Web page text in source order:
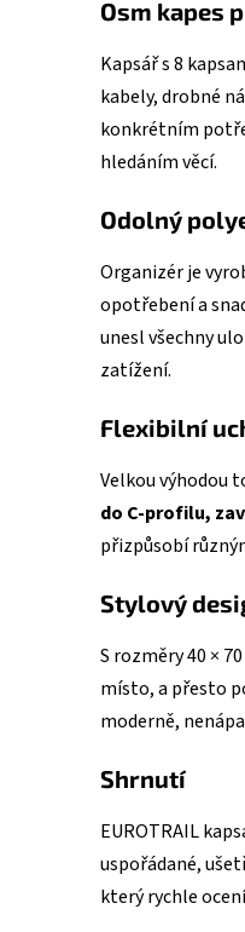
Osm kapes
Kapsář s 8
kabely, drobné
konkrétním
hledáním věcí.
Odolný
Organizér je
opotřebení a
unesl všechny
zatížení.
Flexibilní
Velkou výhodou
do C-profilu,
přizpůsobí
Stylový
S rozměry 40 ×
místo, a přesto
moderně,
Shrnutí
EUROTRAIL
uspořádané,
který rychle